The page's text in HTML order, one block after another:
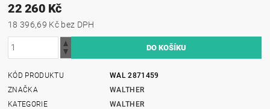
22 260 Kč
18 396,69 Kč bez DPH
KÓD PRODUKTU
WAL 2871459
ZNAČKA
WALTHER
KATEGORIE
WALTHER